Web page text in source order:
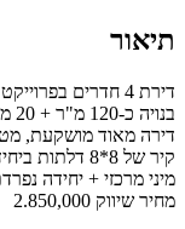
תיאור
דירה מאוד מושקעת,
מיני מרכזי + יחידה
מחיר שיווק 2.850,000